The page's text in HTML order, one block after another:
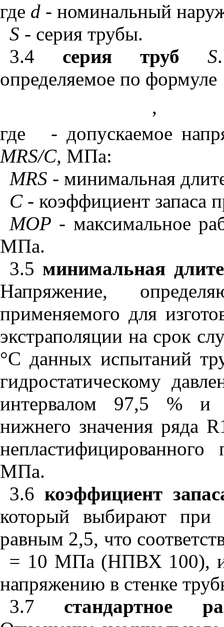
где d - номинальный
S - серия трубы.
3.4 серия труб S
определяемое по формуле
,
где
- допускаемое
MRS/C, МПа:
MRS - минимальная
С- коэффициент запаса
MOP - максимальное
МПа.
3.5 минимальная
Напряжение,
применяемого для
экстраполяции на срок
°С данных испытаний
гидростатическому
интервалом 97,5 % и
нижнего значения ряда R
МПа.
3.6 коэффициент
который выбирают при
равным 2,5, что
= 10 МПа (НПВХ 100), и
напряжению в стенке
3.7 стандартное